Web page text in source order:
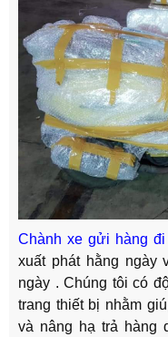
Chành xe gửi hàng
xuất phát hằng ngày
ngày . Chúng tôi có
trang thiết bị nhằm
và nâng hạ trả hàng